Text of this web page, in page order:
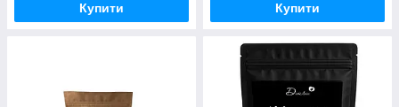
Купити Купити